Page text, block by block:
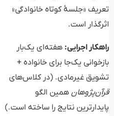
تعریف «جلسهٔ کوتاه خانوادگی»
اثرگذار است.
راهکار اجرایی: هفته‌ای یک‌بار
بازخوانی یک‌جا برای خانواده +
تشویق غیرمادی. (در کلاس‌های
قرآن‌پژوهان همین الگو
پایدارترین نتایج را ساخته است.)